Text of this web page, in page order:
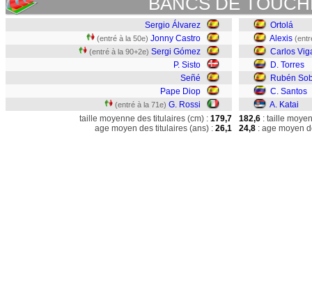
Sergio Álvarez
(entré à la 50e) Jonny Castro
(entré à la 90+2e) Sergi Gómez
P. Sisto
Señé
Pape Diop
(entré à la 71e) G. Rossi
Ortolá
Alexis
Carlos
D. Torres
Rubén
C. Santos
A. Katai
taille moyenne des titulaires (cm) : 179,7
age moyen des titulaires (ans) : 26,1
182,6 : taille
24,8 : age moyen